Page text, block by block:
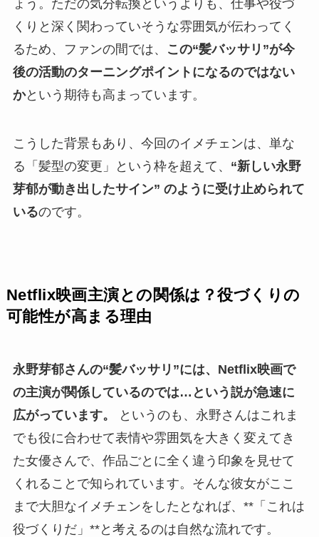
ょう。ただの気分転換というよりも、仕事や役づ
くりと深く関わっていそうな雰囲気が伝わってく
るため、ファンの間では、
この“髪バッサリ”が今
後の活動のターニングポイントになるのではない
かという期待も高まっています。
こうした背景もあり、今回のイメチェンは、単な
る「髪型の変更」という枠を超えて、 “新しい永野
芽郁が動き出したサイン” のように受け止められて
いるのです。
Netflix映画主演との関係は？役づくりの
可能性が高まる理由
永野芽郁さんの“髪バッサリ”には、Netflix映画で
の主演が関係しているのでは…という説が急速に
広がっています。
というのも、永野さんはこれま
でも役に合わせて表情や雰囲気を大きく変えてき
た女優さんで、作品ごとに全く違う印象を見せて
くれることで知られています。そんな彼女がここ
まで大胆なイメチェンをしたとなれば、**「これは
役づくりだ」**と考えるのは自然な流れです。